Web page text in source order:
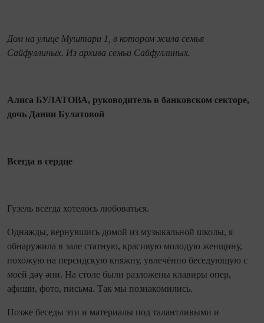
Дом на улице Муштари 1, в котором жила семья
Сайфуллиных. Из архива семьи Сайфуллиных.
Алиса БУЛАТОВА, руководитель в банковском секторе,
дочь Дании Булатовой
Всегда в сердце
Гузель всегда хотелось любоваться.
Однажды, вернувшись домой из музыкальной школы, я
обнаружила в зале статную, красивую молодую женщину,
похожую на персидскую княжну, увлечённо беседующую с
моей дәү әни. На столе были разложены клавиры опер,
афиши, фото, письма. Так мы познакомились.
Позже беседы эти и материалы под талантливыми и